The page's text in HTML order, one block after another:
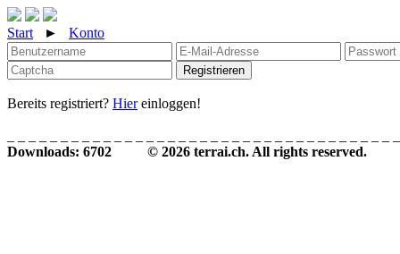
Start ► Konto
Registrieren
Bereits registriert? Hiereinloggen!
Downloads: 6702 © 2026 terrai.ch. All rights reserved.